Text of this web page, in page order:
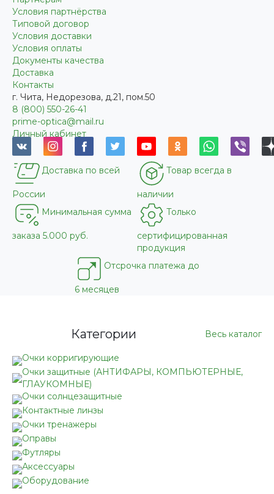
Условия партнёрства
Типовой договор
Условия доставки
Условия оплаты
Документы качества
Доставка
Контакты
г. Чита, Недорезова, д.21, пом.50
8 (800) 550-26-41
prime-optica@mail.ru
Личный кабинет
Доставка по всей
России
Товар всегда в
наличии
Минимальная сумма
заказа 5.000 руб.
Только
сертифицированная
продукция
Отсрочка платежа до
6 месяцев
Категории Весь каталог
Очки корригирующие
Очки защитные (АНТИФАРЫ, КОМПЬЮТЕРНЫЕ,
ГЛАУКОМНЫЕ)
Очки солнцезащитные
Контактные линзы
Очки тренажеры
Оправы
Футляры
Аксессуары
Оборудование